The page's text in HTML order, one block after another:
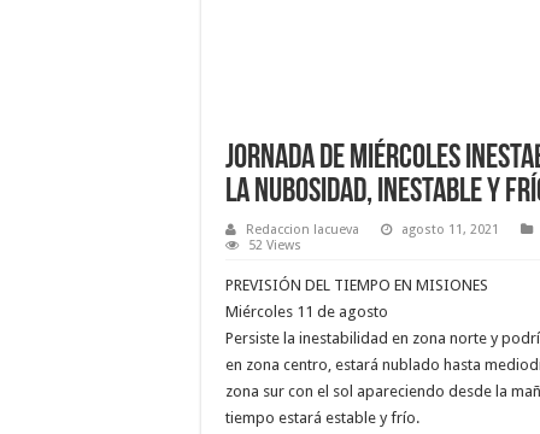
Jornada de miércoles
la nubosidad, inestable y
Redaccion lacueva agosto 11, 2021
52 Views
PREVISIÓN DEL TIEMPO EN MISIONES
Miércoles 11 de agosto
Persiste la inestabilidad en zona norte y
en zona centro, estará nublado hasta
zona sur con el sol apareciendo desde la
tiempo estará estable y frío.